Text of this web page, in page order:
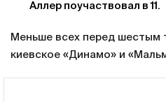
Аллер поучаствовал в 11.
Меньше всех перед шестым
киевское «Динамо» и